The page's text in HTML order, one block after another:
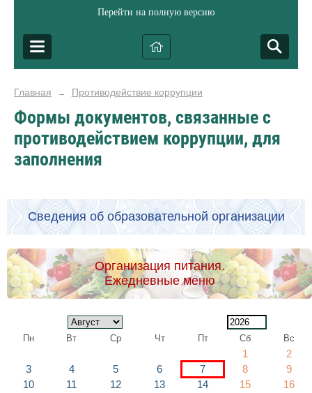
Перейти на полную версию
Главная → Противодействие коррупции
Формы документов, связанные с
противодействием коррупции, для
заполнения
Сведения об образовательной организации
Организация питания.
Ежедневные меню
Пн Вт Ср Чт Пт Сб Вс
1
2
3
4 5 6 7 8
9
10
11 12 13 14 15
16